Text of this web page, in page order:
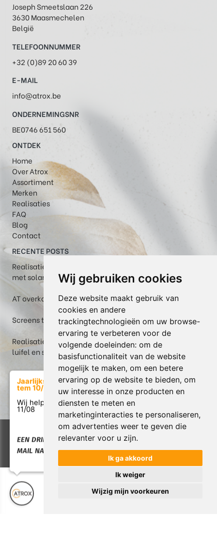
Wij gebruiken cookies
Deze website maakt gebruik van
cookies en andere
trackingtechnologieën om uw browse-
ervaring te verbeteren voor de
volgende doeleinden: om de
basisfunctionaliteit van de website
mogelijk te maken, om een betere
ervaring op de website te bieden, om
uw interesse in onze producten en
diensten te meten en
marketinginteracties te personaliseren,
om advertenties weer te geven die
relevanter voor u zijn.
Ik ga akkoord
Ik weiger
Wijzig mijn voorkeuren
Joseph Smeetslaan 226
3630 Maasmechelen
België
TELEFOONNUMMER
+32 (0)89 20 60 39
E-MAIL
info@atrox.be
ONDERNEMINGSNR
BE0746 651 560
ONTDEK
Home
Over Atrox
Assortiment
Merken
Realisaties
FAQ
Blog
Contact
RECENTE POSTS
Realisatie in Maastricht: Plaza Viva pergola-zonwering
met solar volant
AT overkapping met helder glas, WGM Top en zipscreen
Screens te Veerle: een fris terras tijdens warme dagen
Realisatie: Box in thermowood grenen met berging,
luifel en screen in Heusden-Zolder
Copyright © 2026 Atrox. All rights reserved. |Privacy &
Cookies
Garantie & Servicebeleid
WebDesign
Jaarlijkse verlof van 17/07
tem 10/08
Wij helpen u graag weer vanaf
11/08
EEN DRINGENDE VRAAG:
MAIL NAAR INFO@ATROX.BE